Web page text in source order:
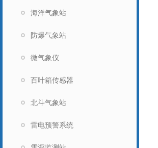
海洋气象站
防爆气象站
微气象仪
百叶箱传感器
北斗气象站
雷电预警系统